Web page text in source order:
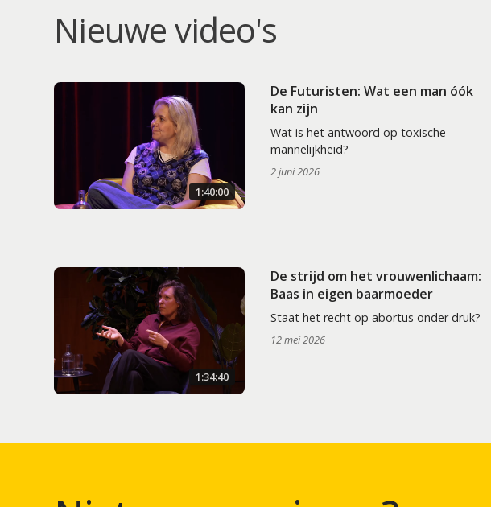
Nieuwe video's
1:40:00
De Futuristen: Wat een man óók
kan zijn
Wat is het antwoord op toxische
mannelijkheid?
2 juni 2026
1:34:40
De strijd om het vrouwenlichaam:
Baas in eigen baarmoeder
Staat het recht op abortus onder druk?
12 mei 2026